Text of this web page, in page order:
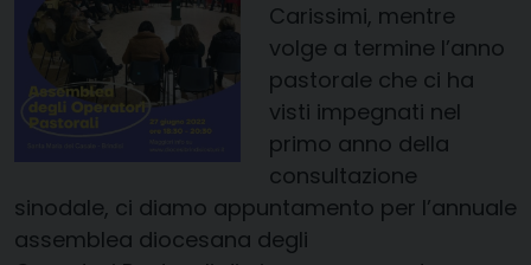
Carissimi, mentre
volge a termine l’anno
pastorale che ci ha
visti impegnati nel
primo anno della
consultazione
sinodale, ci diamo appuntamento per l’annuale
assemblea diocesana degli